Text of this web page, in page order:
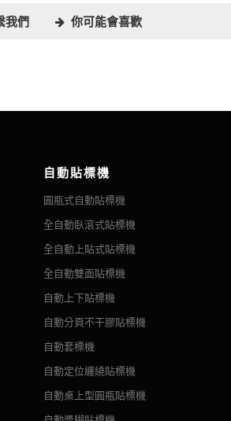
我們 你可能會喜歡
刷——此外，它們還可以使用所有其他印刷
面材上進行印刷，然後在去除廢料基質之
標過程自動化，操作簡單，生產速度快，
貼標精度，特別適用於環繞式標籤。 定向
自動貼標機
圓瓶式自動貼標機
全自動臥滾式貼標機
全自動上貼式貼標機
全自動雙面貼標機
自動上下貼標機
自動分頁不干膠貼標機
自動套標機
自動定位纏繞貼標機
自動桌上型圓瓶貼標機